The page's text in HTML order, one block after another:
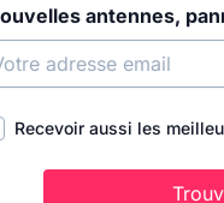
antennes,
Recevoir aussi les